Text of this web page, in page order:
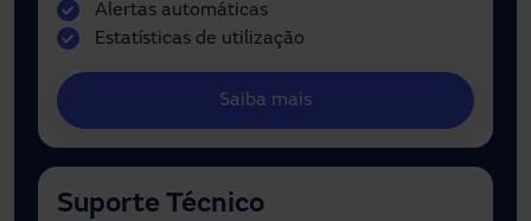
Alertas automáticas
Estatísticas de utilização
Saiba mais
Suporte Técnico